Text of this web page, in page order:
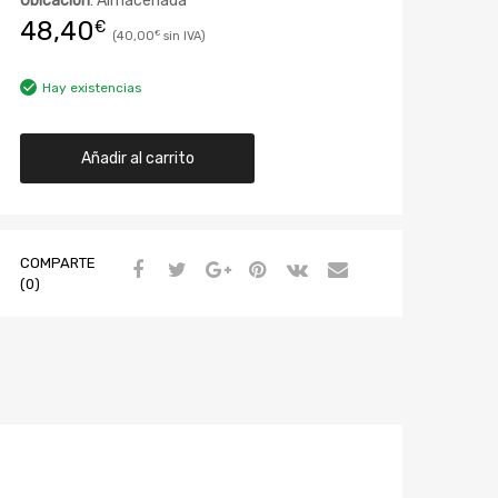
48,40€ 40,00€
Hay existencias
Añadir al carrito
COMPARTE
(0)